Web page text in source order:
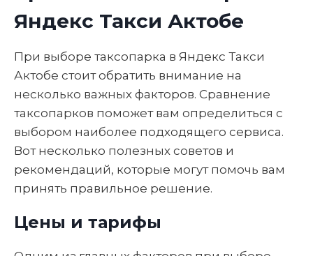
Яндекс Такси Актобе
При выборе таксопарка в Яндекс Такси
Актобе стоит обратить внимание на
несколько важных факторов. Сравнение
таксопарков поможет вам определиться с
выбором наиболее подходящего сервиса.
Вот несколько полезных советов и
рекомендаций, которые могут помочь вам
принять правильное решение.
Цены и тарифы